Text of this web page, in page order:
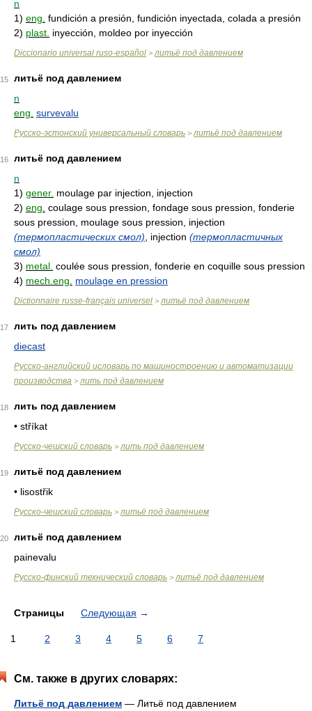
n
1) eng. fundición a presión, fundición inyectada, colada a presión
2) plast. inyección, moldeo por inyección
Diccionario universal ruso-español > литьё под давлением
15
литьё под давлением
n
eng. survevalu
Русско-эстонский универсальный словарь > литьё под давлением
16
литьё под давлением
n
1) gener. moulage par injection, injection
2) eng. coulage sous pression, fondage sous pression, fonderie
sous pression, moulage sous pression, injection
(термопластических смол) , injection (термопластичных
смол)
3) metal. coulée sous pression, fonderie en coquille sous pression
4) mech.eng. moulage en pression
Dictionnaire russe-français universel > литьё под давлением
17
лить под давлением
diecast
Русско-английский исловарь по машиностроению и автоматизации
производства > лить под давлением
18
лить под давлением
• stříkat
Русско-чешский словарь > лить под давлением
19
литьё под давлением
• lisostřik
Русско-чешский словарь > литьё под давлением
20
литьё под давлением
painevalu
Русско-финский технический словарь > литьё под давлением
Страницы Следующая →
1 2 3 4 5 6 7
См. также в других словарях:
Литьё под давлением — Литьё под давлением